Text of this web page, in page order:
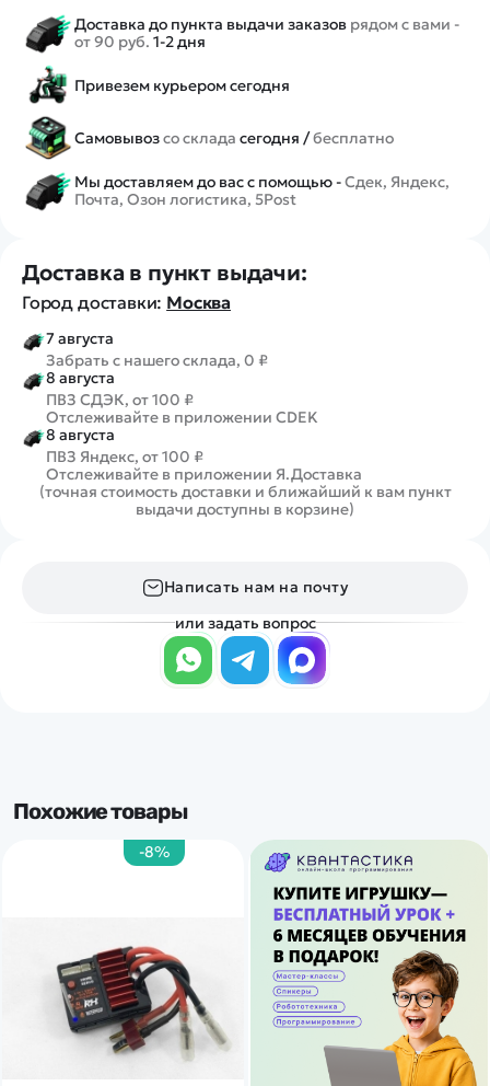
Доставка до пункта выдачи заказов рядом с вами -
от 90 руб. 1-2 дня
Привезем курьером сегодня
Самовывозсо склада сегодня /бесплатно
Мы доставляем до вас с помощью -Сдек, Яндекс,
Почта, Озон логистика, 5Post
Доставка в пункт выдачи:
Город доставки: Москва
7 августа
Забрать с нашего склада, 0 ₽
8 августа
ПВЗ СДЭК, от 100 ₽
Отслеживайте в приложении CDEK
8 августа
ПВЗ Яндекс, от 100 ₽
Отслеживайте в приложении Я.Доставка
(точная стоимость доставки и ближайший к вам пункт
выдачи доступны в корзине)
Написать нам на почту
или задать вопрос
Похожие товары
-8%